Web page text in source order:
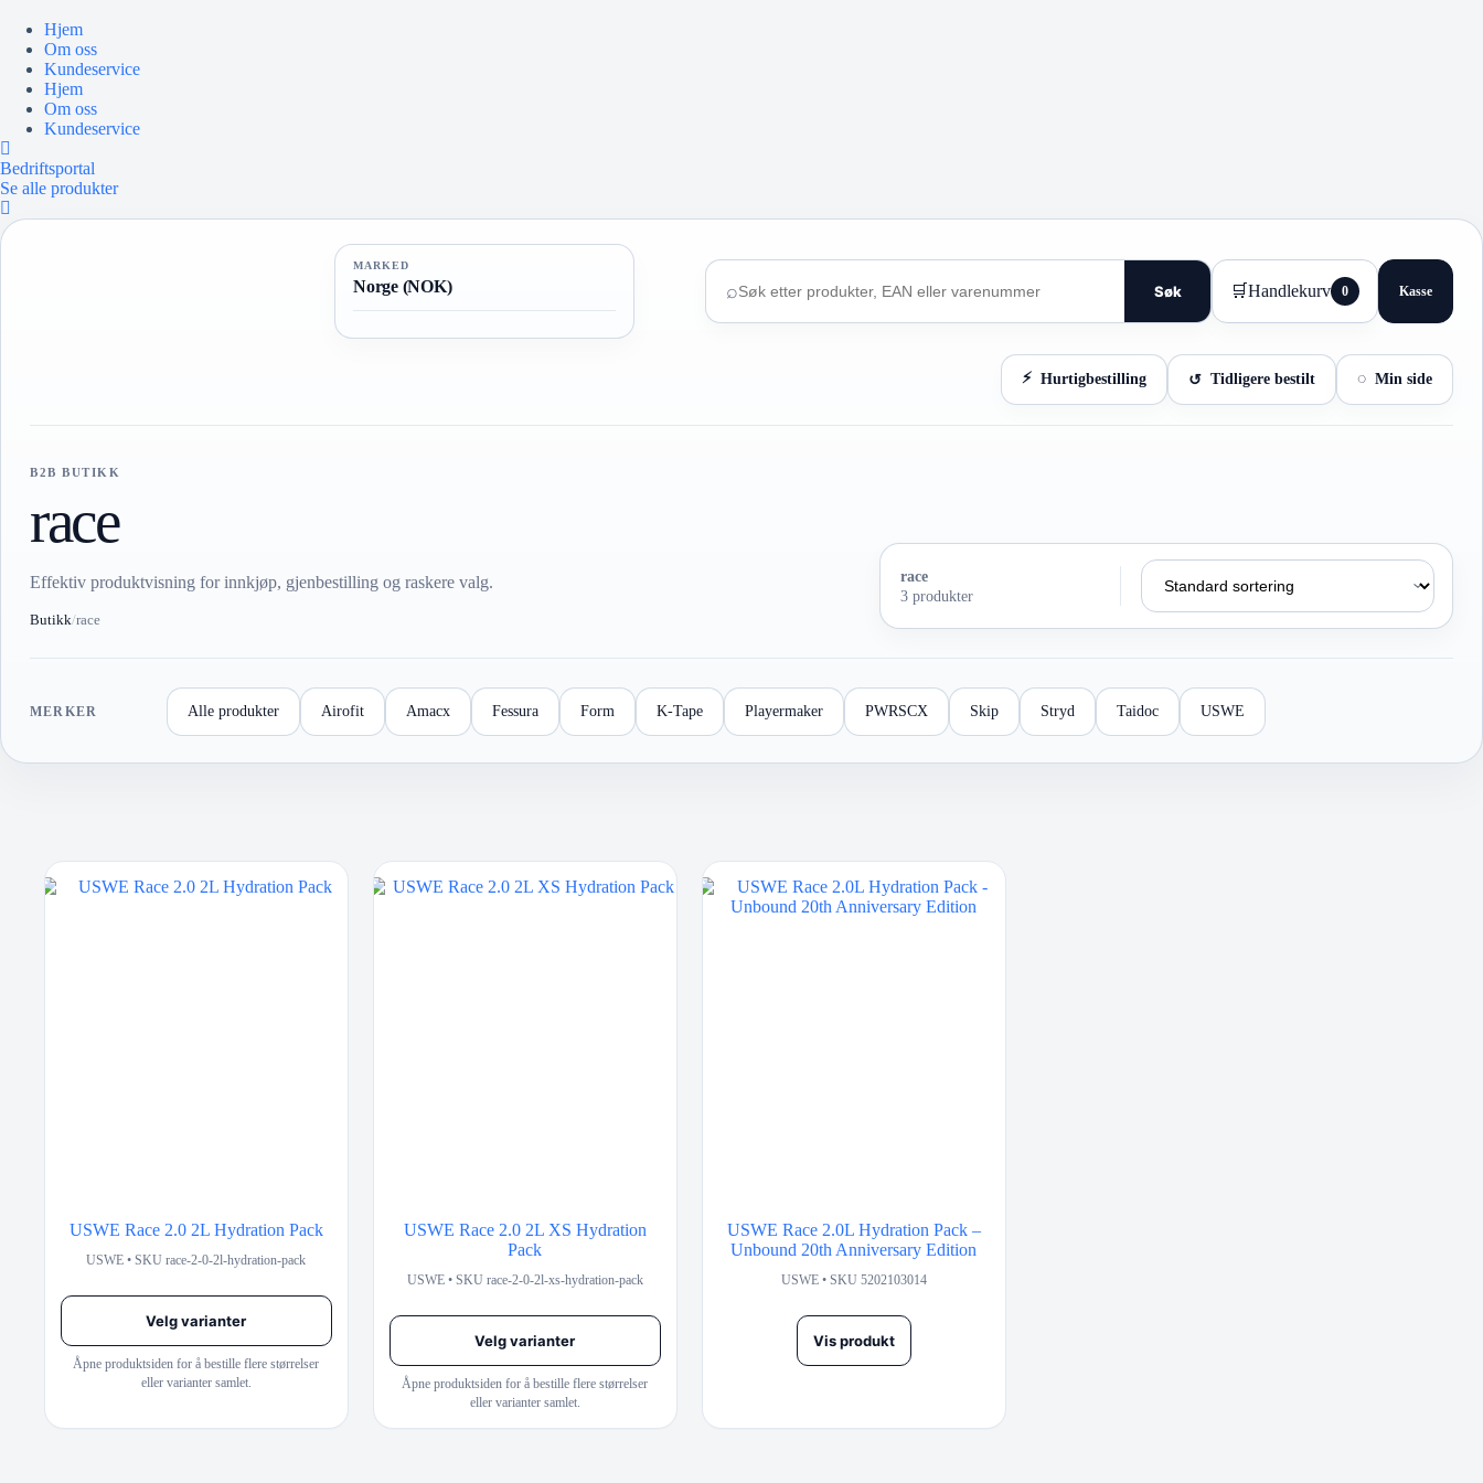
innholdet
Hjem
Om oss
Kundeservice
Hjem
Om oss
Kundeservice
Bedriftsportal
Se alle produkter
MARKED
Norge (NOK)
Søk
⌕ Søk 🛒Handlekurv 0 Kasse
Hurtigbestilling Tidligere bestilt Min side
B2B BUTIKK
race
Effektiv produktvisning for innkjøp, gjenbestilling og raskere valg.
Butikk/race
race
3 produkter
MERKER Alle produkter Airofit Amacx Fessura Form K-Tape Playermaker PWRSCX Skip Stryd Taidoc USWE
USWE Race 2.0 2L Hydration Pack
USWE • SKU race-2-0-2l-hydration-pack
Velg varianter
Åpne produktsiden for å bestille flere størrelser
eller varianter samlet.
USWE Race 2.0 2L XS Hydration
Pack
USWE • SKU race-2-0-2l-xs-hydration-pack
Velg varianter
Åpne produktsiden for å bestille flere størrelser
eller varianter samlet.
USWE Race 2.0L Hydration Pack –
Unbound 20th Anniversary Edition
USWE • SKU 5202103014
Vis produkt